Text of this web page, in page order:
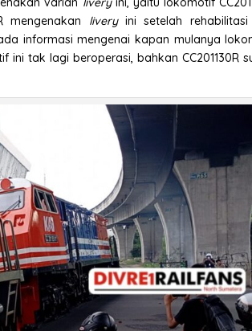
mengenakan liveryini setelah
informasi mengenai kapan mulanya
ini tak lagi beroperasi, bahkan CC201130R